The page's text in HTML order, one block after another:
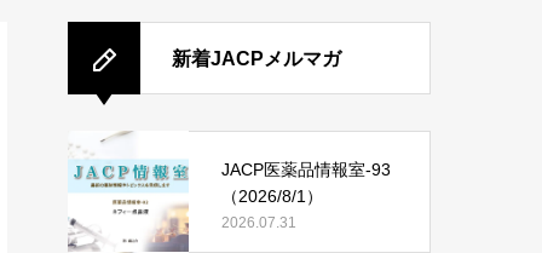
新着JACPメルマガ
JACP医薬品情報室-93
（2026/8/1）
2026.07.31